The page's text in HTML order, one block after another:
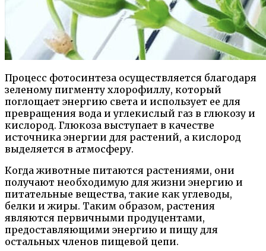
Процесс фотосинтеза осуществляется благодаря
зеленому пигменту хлорофиллу, который
поглощает энергию света и использует ее для
превращения вода и углекислый газ в глюкозу и
кислород. Глюкоза выступает в качестве
источника энергии для растений, а кислород
выделяется в атмосферу.
Когда животные питаются растениями, они
получают необходимую для жизни энергию и
питательные вещества, такие как углеводы,
белки и жиры. Таким образом, растения
являются первичными продуцентами,
предоставляющими энергию и пищу для
остальных членов пищевой цепи.